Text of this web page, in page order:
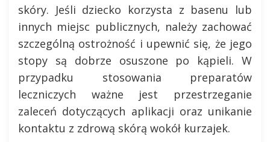
skóry. Jeśli dziecko korzysta z basenu lub
innych miejsc publicznych, należy zachować
szczególną ostrożność i upewnić się, że jego
stopy są dobrze osuszone po kąpieli. W
przypadku stosowania preparatów
leczniczych ważne jest przestrzeganie
zaleceń dotyczących aplikacji oraz unikanie
kontaktu z zdrową skórą wokół kurzajek.